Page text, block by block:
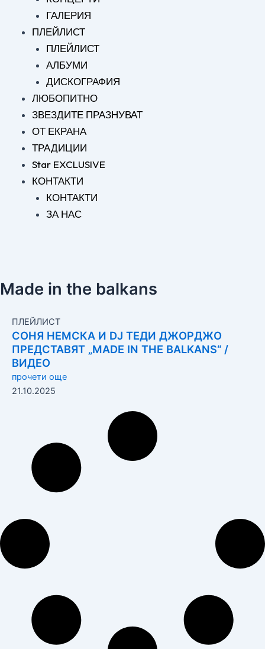
ГАЛЕРИЯ
ПЛЕЙЛИСТ
ПЛЕЙЛИСТ
АЛБУМИ
ДИСКОГРАФИЯ
ЛЮБОПИТНО
ЗВЕЗДИТЕ ПРАЗНУВАТ
ОТ ЕКРАНА
ТРАДИЦИИ
Star EXCLUSIVE
КОНТАКТИ
КОНТАКТИ
ЗА НАС
Made in the balkans
ПЛЕЙЛИСТ
СОНЯ НЕМСКА И DJ ТЕДИ ДЖОРДЖО
ПРЕДСТАВЯТ „MADE IN THE BALKANS“ /
ВИДЕО
прочети още
21.10.2025